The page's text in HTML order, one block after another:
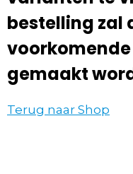
bestelling zal
gemaakt
Terug naar Shop